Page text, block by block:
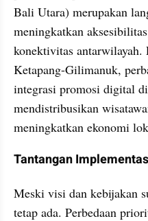
Bali Utara) merupakan
meningkatkan
konektivitas antarwilayah.
Ketapang-Gilimanuk,
integrasi promosi digital
mendistribusikan
meningkatkan ekonomi
Tantangan
Meski visi dan kebijakan
tetap ada. Perbedaan